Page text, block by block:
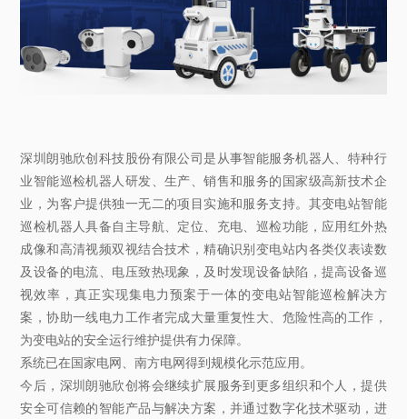
深圳朗驰欣创科技股份有限公司是从事智能服务机器人、特种行
业智能巡检机器人研发、生产、销售和服务的国家级高新技术企
业，为客户提供独一无二的项目实施和服务支持。其变电站智能
巡检机器人具备自主导航、定位、充电、巡检功能，应用红外热
成像和高清视频双视结合技术，精确识别变电站内各类仪表读数
及设备的电流、电压致热现象，及时发现设备缺陷，提高设备巡
视效率，真正实现集电力预案于一体的变电站智能巡检解决方
案，协助一线电力工作者完成大量重复性大、危险性高的工作，
为变电站的安全运行维护提供有力保障。
系统已在国家电网、南方电网得到规模化示范应用。
今后，深圳朗驰欣创将会继续扩展服务到更多组织和个人，提供
安全可信赖的智能产品与解决方案，并通过数字化技术驱动，进